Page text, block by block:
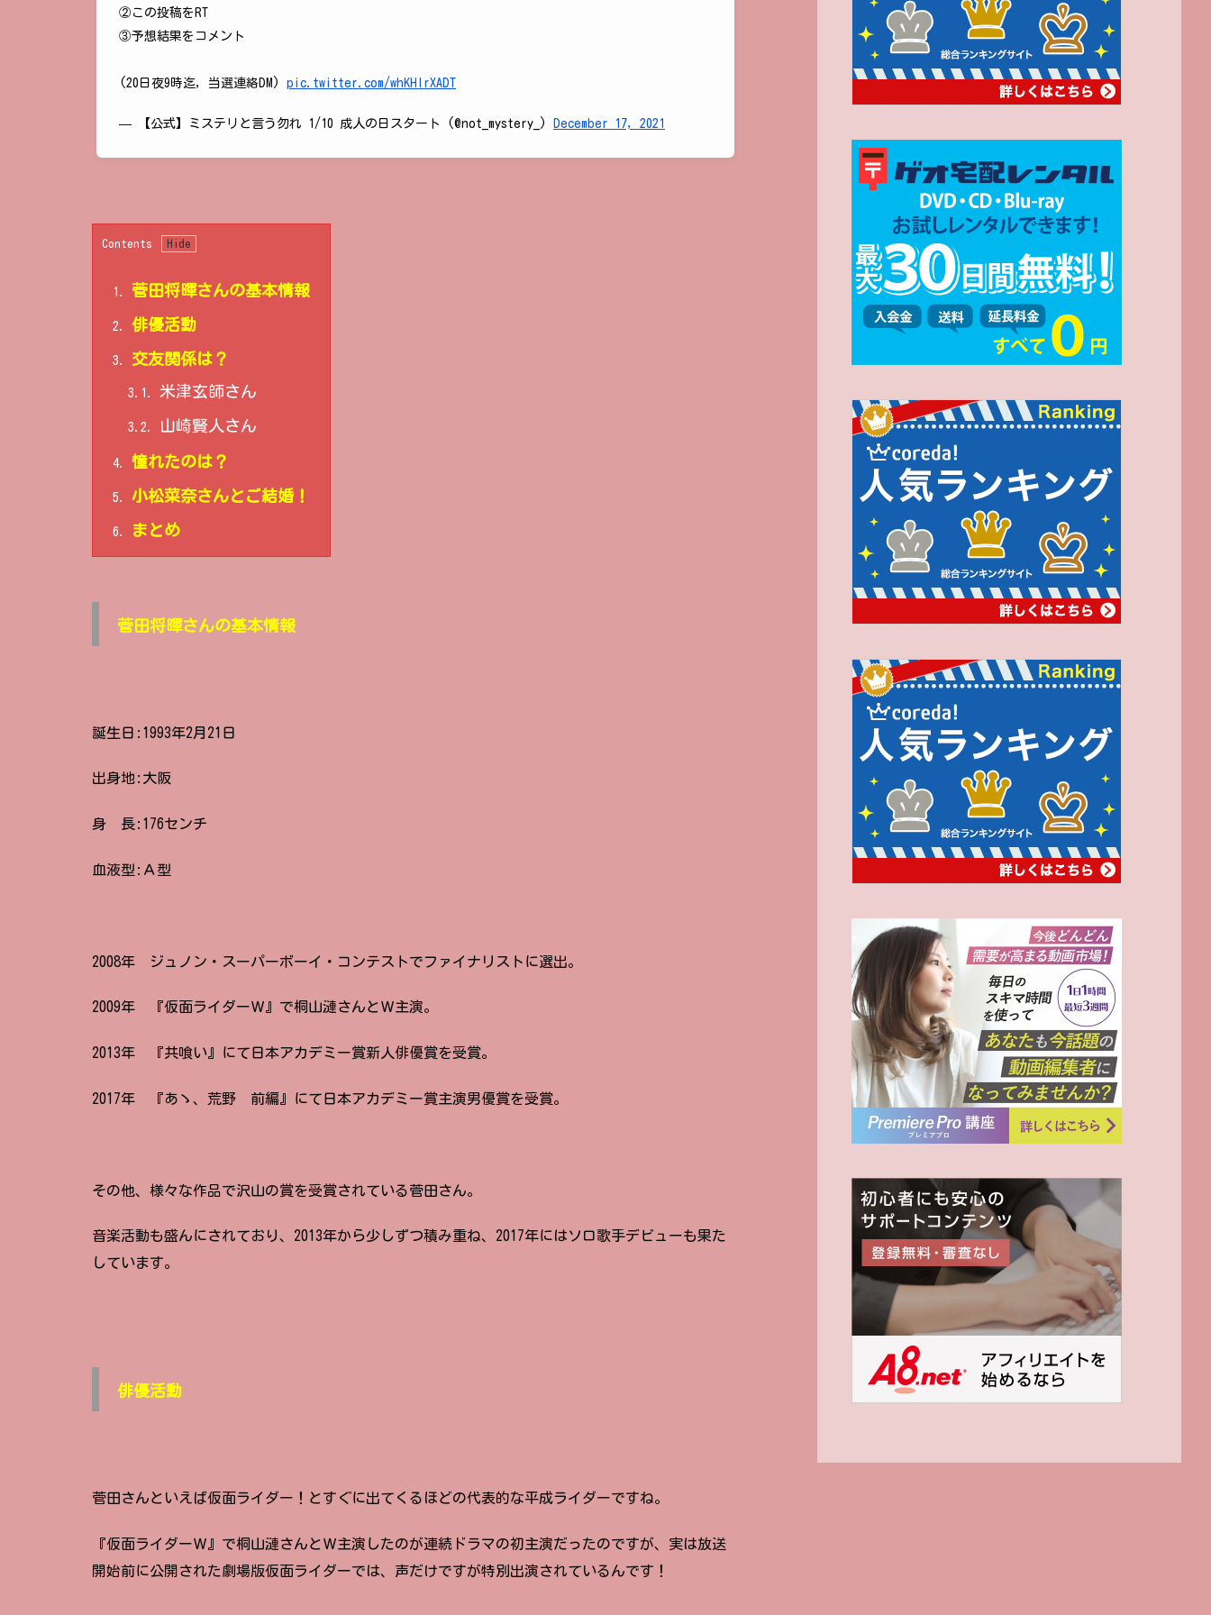
②この投稿をRT
③予想結果をコメント
(20日夜9時迄, 当選連絡DM) pic.twitter.com/whKHlrXADT
— 【公式】ミステリと言う勿れ 1/10 成人の日スタート (@not_mystery_) December 17, 2021
Contents
1. 菅田将暉さんの基本情報
2. 俳優活動
3. 交友関係は？
3.1. 米津玄師さん
3.2. 山崎賢人さん
4. 憧れたのは？
5. 小松菜奈さんとご結婚！
6. まとめ
菅田将暉さんの基本情報
誕生日:1993年2月21日
出身地:大阪
身 長:176センチ
血液型:Ａ型
2008年 ジュノン・スーパーボーイ・コンテストでファイナリストに選出。
2009年 『仮面ライダーＷ』で桐山漣さんとＷ主演。
2013年 『共喰い』にて日本アカデミー賞新人俳優賞を受賞。
2017年 『あゝ、荒野 前編』にて日本アカデミー賞主演男優賞を受賞。
その他、様々な作品で沢山の賞を受賞されている菅田さん。
音楽活動も盛んにされており、2013年から少しずつ積み重ね、2017年にはソロ歌手デビューも果た
しています。
俳優活動
菅田さんといえば仮面ライダー！とすぐに出てくるほどの代表的な平成ライダーですね。
『仮面ライダーＷ』で桐山漣さんとＷ主演したのが連続ドラマの初主演だったのですが、実は放送
開始前に公開された劇場版仮面ライダーでは、声だけですが特別出演されているんです！